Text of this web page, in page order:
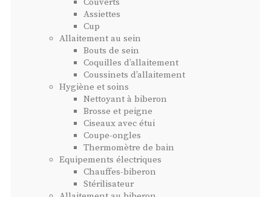
Assiettes
Cup
Allaitement au sein
Bouts de sein
Coquilles d’allaitement
Coussinets d’allaitement
Hygiène et soins
Nettoyant à biberon
Brosse et peigne
Ciseaux avec étui
Coupe-ongles
Thermomètre de bain
Equipements électriques
Chauffes-biberon
Stérilisateur